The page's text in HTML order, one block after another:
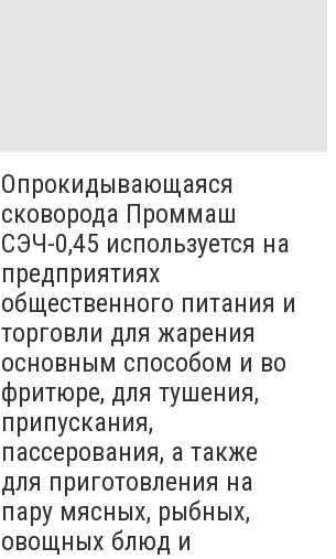
Опрокидывающаяся
сковорода Проммаш
СЭЧ-0,45 используется на
предприятиях
общественного питания и
торговли для жарения
основным способом и во
фритюре, для тушения,
припускания,
пассерования, а также
для приготовления на
пару мясных, рыбных,
овощных блюд и